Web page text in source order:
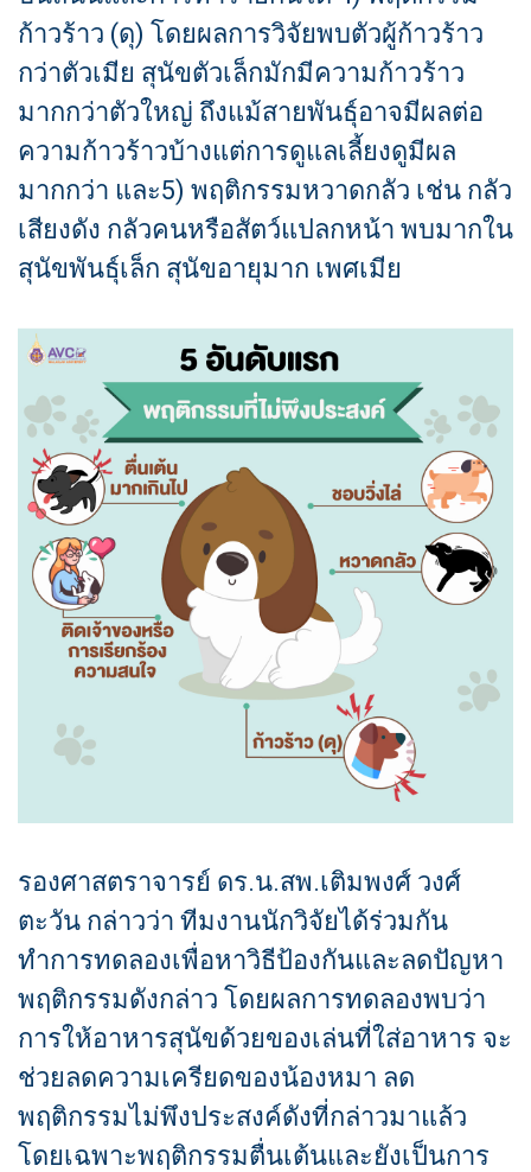
ก้าวร้าว (ดุ) โดยผลการวิจัยพบตัวผู้ก้าวร้าว
กว่าตัวเมีย สุนัขตัวเล็กมักมีความก้าวร้าว
มากกว่าตัวใหญ่ ถึงแม้สายพันธุ์อาจมีผลต่อ
ความก้าวร้าวบ้างแต่การดูแลเลี้ยงดูมีผล
มากกว่า และ5) พฤติกรรมหวาดกลัว เช่น กลัว
เสียงดัง กลัวคนหรือสัตว์แปลกหน้า พบมากใน
สุนัขพันธุ์เล็ก สุนัขอายุมาก เพศเมีย
รองศาสตราจารย์ ดร.น.สพ.เติมพงศ์ วงศ์
ตะวัน กล่าวว่า ทีมงานนักวิจัยได้ร่วมกัน
ทำการทดลองเพื่อหาวิธีป้องกันและลดปัญหา
พฤติกรรมดังกล่าว โดยผลการทดลองพบว่า
การให้อาหารสุนัขด้วยของเล่นที่ใส่อาหาร จะ
ช่วยลดความเครียดของน้องหมา ลด
พฤติกรรมไม่พึงประสงค์ดังที่กล่าวมาแล้ว
โดยเฉพาะพฤติกรรมตื่นเต้นและยังเป็นการ